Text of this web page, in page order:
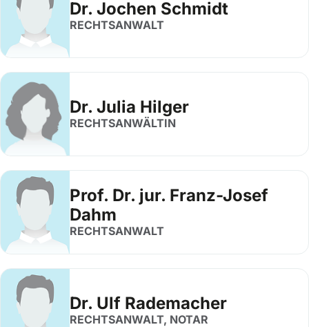
Dr. Jochen Schmidt
RECHTSANWALT
Dr. Julia Hilger
RECHTSANWÄLTIN
Prof. Dr. jur. Franz-Josef
Dahm
RECHTSANWALT
Dr. Ulf Rademacher
RECHTSANWALT, NOTAR